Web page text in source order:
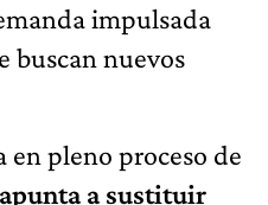
impulsada
buscan nuevos
en pleno proceso de
a sustituir